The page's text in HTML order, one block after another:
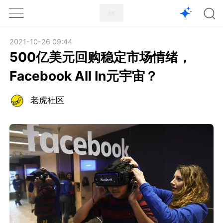
1X
2021-10-26 09:44
500亿美元回购稳定市场情绪，
Facebook All In元宇宙？
老虎社区